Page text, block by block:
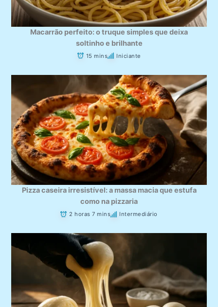
Macarrão perfeito: o truque simples que deixa
soltinho e brilhante
15 mins Iniciante
Pizza caseira irresistível: a massa macia que estufa
como na pizzaria
2 horas 7 mins Intermediário